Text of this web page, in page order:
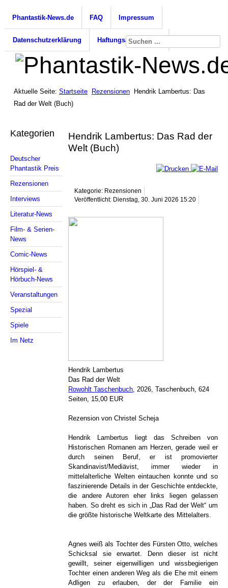
Phantastik-News.de FAQ Impressum
Datenschutzerklärung Haftungsausschluss
Aktuelle Seite: Startseite Rezensionen
Hendrik Lambertus: Das
Rad der Welt (Buch)
Kategorien
Deutscher
Phantastik Preis
Rezensionen
Interviews
Literatur-News
Film- & Serien-
News
Comic-News
Hörspiel- &
Hörbuch-News
Veranstaltungen
Spezial
Spiele
Im Netz
Hendrik Lambertus: Das Rad der
Welt (Buch)
Kategorie: Rezensionen
Veröffentlicht: Dienstag, 30. Juni 2026 15:20
Hendrik Lambertus
Das Rad der Welt
Rowohlt Taschenbuch , 2026, Taschenbuch, 624
Seiten, 15,00 EUR
Rezension von Christel Scheja
Hendrik Lambertus liegt das Schreiben von
Historischen Romanen am Herzen, gerade weil er
durch seinen Beruf, er ist promovierter
Skandinavist/Mediävist, immer wieder in
mittelalterliche Welten eintauchen konnte und so
faszinierende Details in der Geschichte entdeckte,
die andere Autoren eher links liegen gelassen
haben. So dreht es sich in „Das Rad der Welt“ um
die größte historische Weltkarte des Mittelalters.
Agnes weiß als Tochter des Fürsten Otto, welches
Schicksal sie erwartet. Denn dieser ist nicht
gewillt, seiner eigenwilligen und wissbegierigen
Tochter einen anderen Weg als die Ehe mit einem
Adligen zu erlauben, der der Familie ein